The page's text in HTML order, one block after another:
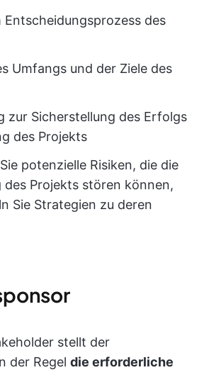
Entscheidungsprozess des
Umfangs und der Ziele des
zur Sicherstellung des Erfolgs
des Projekts
potenzielle Risiken, die die
des Projekts stören können,
Sie Strategien zu deren
stellt der
der Regel die erforderliche